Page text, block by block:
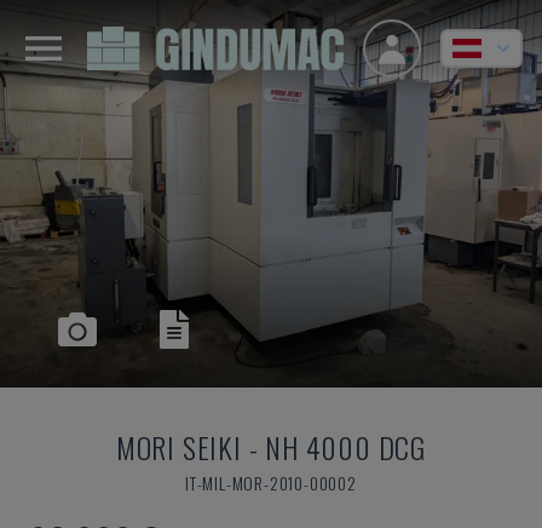
MORI SEIKI - NH 4000 DCG
IT-MIL-MOR-2010-00002